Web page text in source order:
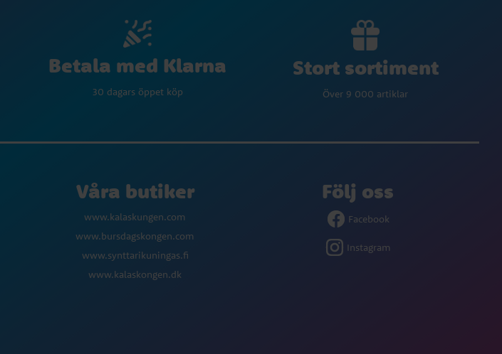
Betala med Klarna
30 dagars öppet köp
Stort sortiment
Över 9 000 artiklar
Våra butiker
www.kalaskungen.com
www.bursdagskongen.com
www.synttarikuningas.fi
www.kalaskongen.dk
Följ oss
Facebook
Instagram